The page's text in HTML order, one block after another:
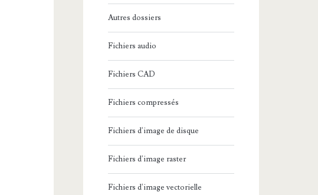
Autres dossiers
Fichiers audio
Fichiers CAD
Fichiers compressés
Fichiers d'image de disque
Fichiers d'image raster
Fichiers d'image vectorielle